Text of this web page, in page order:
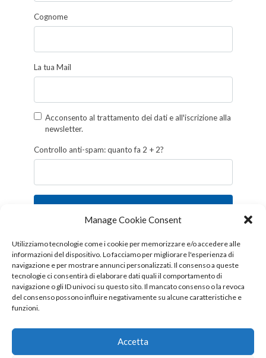
Manage Cookie Consent
Utilizziamo tecnologie come i cookie per memorizzare e/o accedere alle
informazioni del dispositivo. Lo facciamo per migliorare l'esperienza di
navigazione e per mostrare annunci personalizzati. Il consenso a queste
tecnologie ci consentirà di elaborare dati quali il comportamento di
navigazione o gli ID univoci su questo sito. Il mancato consenso o la revoca
del consenso possono influire negativamente su alcune caratteristiche e
funzioni.
Accetta
Cognome
La tua Mail
Acconsento al trattamento dei dati e all'iscrizione alla
newsletter.
Controllo anti-spam: quanto fa 2 + 2?
Iscriviti
Follow us!